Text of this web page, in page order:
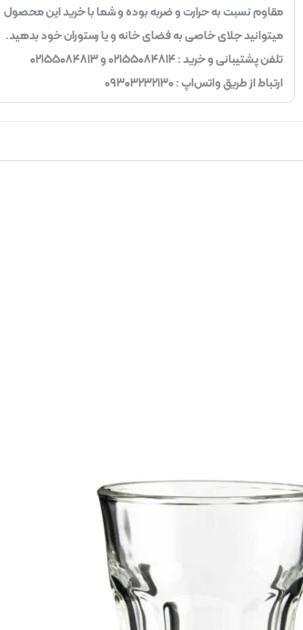
مقاوم نسبت به حرارت و ضربه بوده و شما با خرید این محصول
میتوانید جلای خاصی به فضای خانه و یا رستوران خود بدهید.
تلفن پشتیبانی و خرید : ۰۲۱۵۵۰۸۴۸۱۴ و ۰۲۱۵۵۰۸۴۸۱۳
ارتباط از طریق واتس‌اپ : ۰۹۳۰۳۲۳۲۱۳۰